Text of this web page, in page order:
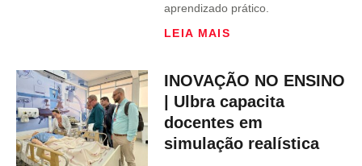
aprendizado prático.
LEIA MAIS
INOVAÇÃO NO ENSINO
| Ulbra capacita
docentes em
simulação realística